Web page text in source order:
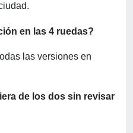
en las 4 ruedas?
las versiones en
de los dos sin revisar